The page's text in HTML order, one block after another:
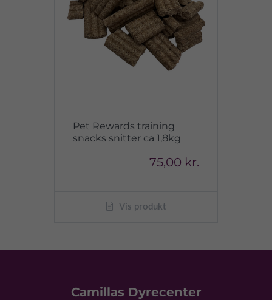
Pet Rewards training
snacks snitter ca 1,8kg
75,00 kr.
Vis produkt
Camillas Dyrecenter